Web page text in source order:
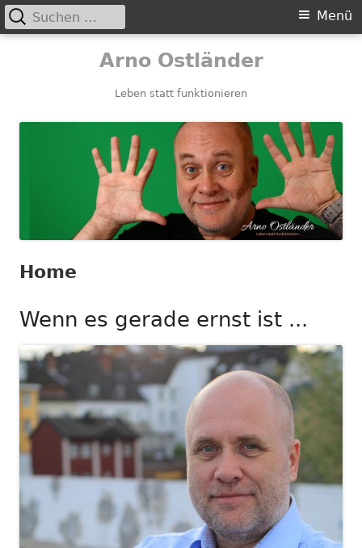
Arno Ostländer
Leben statt funktionieren
Primäres
Menü
Suchen
nach:
Home
Wenn es gerade ernst ist ...